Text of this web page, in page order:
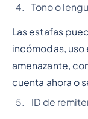
Tono o
Las estafas
incómodas, uso
amenazante,
cuenta ahora o
ID de